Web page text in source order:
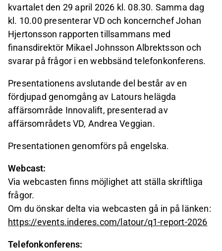
kvartalet den 29 april 2026 kl. 08.30. Samma dag
kl. 10.00 presenterar VD och koncernchef Johan
Hjertonsson rapporten tillsammans med
finansdirektör Mikael Johnsson Albrektsson och
svarar på frågor i en webbsänd telefonkonferens.
Presentationens avslutande del består av en
fördjupad genomgång av Latours helägda
affärsområde Innovalift, presenterad av
affärsområdets VD, Andrea Veggian.
Presentationen genomförs på engelska.
Webcast:
Via webcasten finns möjlighet att ställa skriftliga
frågor.
Om du önskar delta via webcasten gå in på länken:
https://events.inderes.com/latour/q1-report-2026
Telefonkonferens: